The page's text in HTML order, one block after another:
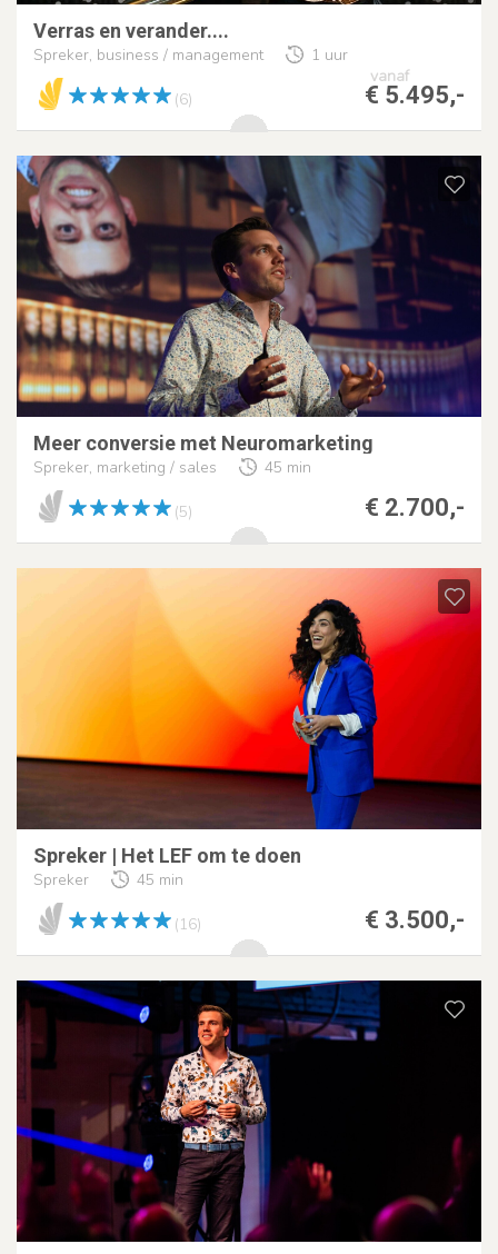
Verras en verander....
Spreker, business / management
1 uur
vanaf
€ 5.495,-
(6)
Meer conversie met Neuromarketing
Spreker, marketing / sales 45 min
€ 2.700,-
(5)
Spreker | Het LEF om te doen
Spreker 45 min
€ 3.500,-
(16)